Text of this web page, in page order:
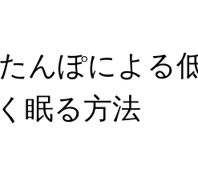
んぽによる
眠る方法